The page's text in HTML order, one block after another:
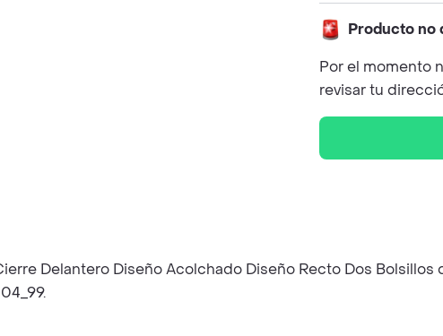
Producto no
Por el momento
revisar tu
Delantero Diseño Acolchado Diseño Recto Dos